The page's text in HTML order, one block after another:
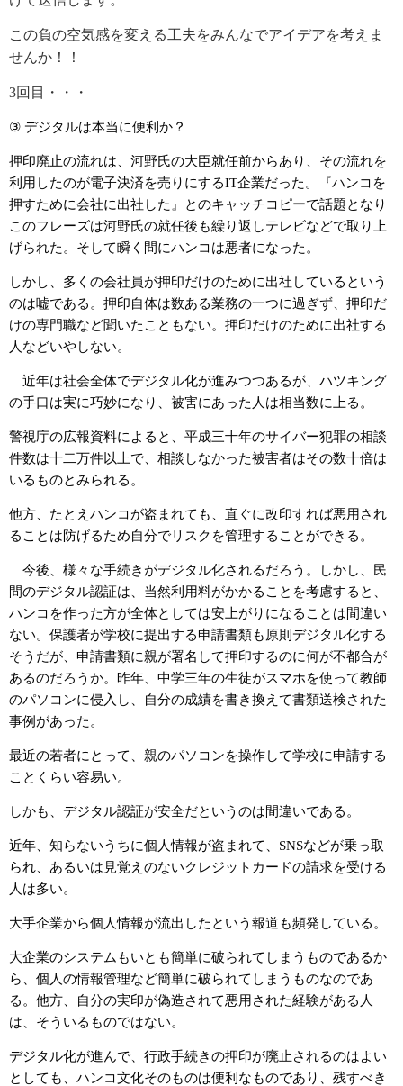
この負の空気感を変える工夫をみんなでアイデアを考えま
せんか！！
3回目・・・
③ デジタルは本当に便利か？
押印廃止の流れは、河野氏の大臣就任前からあり、その流れを
利用したのが電子決済を売りにするIT企業だった。『ハンコを
押すために会社に出社した』とのキャッチコピーで話題となり
このフレーズは河野氏の就任後も繰り返しテレビなどで取り上
げられた。そして瞬く間にハンコは悪者になった。
しかし、多くの会社員が押印だけのために出社しているという
のは嘘である。押印自体は数ある業務の一つに過ぎず、押印だ
けの専門職など聞いたこともない。押印だけのために出社する
人などいやしない。
近年は社会全体でデジタル化が進みつつあるが、ハツキング
の手口は実に巧妙になり、被害にあった人は相当数に上る。
警視庁の広報資料によると、平成三十年のサイバー犯罪の相談
件数は十二万件以上で、相談しなかった被害者はその数十倍は
いるものとみられる。
他方、たとえハンコが盗まれても、直ぐに改印すれば悪用され
ることは防げるため自分でリスクを管理することができる。
今後、様々な手続きがデジタル化されるだろう。しかし、民
間のデジタル認証は、当然利用料がかかることを考慮すると、
ハンコを作った方が全体としては安上がりになることは間違い
ない。保護者が学校に提出する申請書類も原則デジタル化する
そうだが、申請書類に親が署名して押印するのに何が不都合が
あるのだろうか。昨年、中学三年の生徒がスマホを使って教師
のパソコンに侵入し、自分の成績を書き換えて書類送検された
事例があった。
最近の若者にとって、親のパソコンを操作して学校に申請する
ことくらい容易い。
しかも、デジタル認証が安全だというのは間違いである。
近年、知らないうちに個人情報が盗まれて、 SNSなどが乗っ取
られ、あるいは見覚えのないクレジットカードの請求を受ける
人は多い。
大手企業から個人情報が流出したという報道も頻発している。
大企業のシステムもいとも簡単に破られてしまうものであるか
ら、個人の情報管理など簡単に破られてしまうものなのであ
る。他方、自分の実印が偽造されて悪用された経験がある人
は、そういるものではない。
デジタル化が進んで、行政手続きの押印が廃止されるのはよい
としても、ハンコ文化そのものは便利なものであり、残すべき